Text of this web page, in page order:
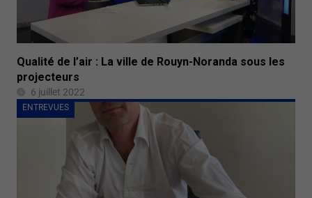
Qualité de l’air : La ville de Rouyn-Noranda sous les
projecteurs
6 juillet 2022
ENTREVUES